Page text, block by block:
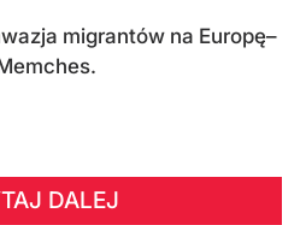
migrantów na Europę–
DALEJ